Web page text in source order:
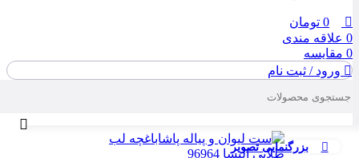
0 تومان
0 علاقه مندی
0 مقایسه
ورود / ثبت نام
بزرگنمایی تصویر